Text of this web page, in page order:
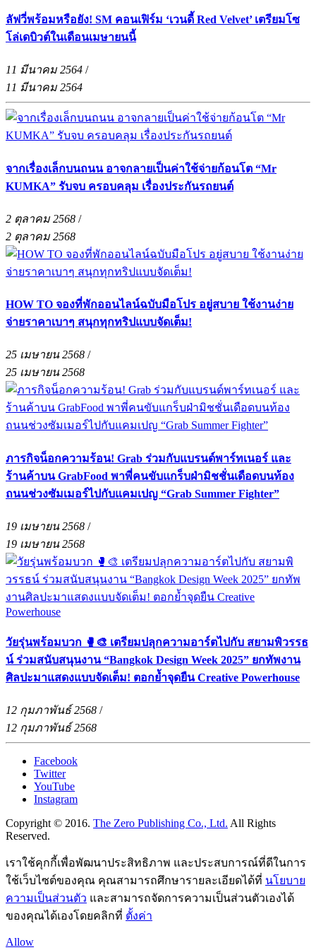
ลัฟวี่พร้อมหรือยัง! SM คอนเฟิร์ม ‘เวนดี้ Red Velvet’ เตรียมโซ
โล่เดบิวต์ในเดือนเมษายนนี้
11 มีนาคม 2564 /
11 มีนาคม 2564
จากเรื่องเล็กบนถนน อาจกลายเป็นค่าใช้จ่ายก้อนโต “Mr
KUMKA” รับจบ ครอบคลุม เรื่องประกันรถยนต์
2 ตุลาคม 2568 /
2 ตุลาคม 2568
HOW TO จองที่พักออนไลน์ฉบับมือโปร อยู่สบาย ใช้งานง่าย
จ่ายราคาเบาๆ สนุกทุกทริปแบบจัดเต็ม!
25 เมษายน 2568 /
25 เมษายน 2568
ภารกิจน็อกความร้อน! Grab ร่วมกับแบรนด์พาร์ทเนอร์ และ
ร้านค้าบน GrabFood พาพี่คนขับแกร็บฝ่ามิชชั่นเดือดบนท้อง
ถนนช่วงซัมเมอร์ไปกับแคมเปญ “Grab Summer Fighter”
19 เมษายน 2568 /
19 เมษายน 2568
วัยรุ่นพร้อมบวก 🥊🎨 เตรียมปลุกความอาร์ตไปกับ สยามพิวรรธ
น์ ร่วมสนับสนุนงาน “Bangkok Design Week 2025” ยกทัพงาน
ศิลปะมาแสดงแบบจัดเต็ม! ตอกย้ำจุดยืน Creative Powerhouse
12 กุมภาพันธ์ 2568 /
12 กุมภาพันธ์ 2568
Facebook
Twitter
YouTube
Instagram
Copyright © 2016. The Zero Publishing Co., Ltd. All Rights
Reserved.
เราใช้คุกกี้เพื่อพัฒนาประสิทธิภาพ และประสบการณ์ที่ดีในการ
ใช้เว็บไซต์ของคุณ คุณสามารถศึกษารายละเอียดได้ที่ นโยบาย
ความเป็นส่วนตัว และสามารถจัดการความเป็นส่วนตัวเองได้
ของคุณได้เองโดยคลิกที่ ตั้งค่า
Allow